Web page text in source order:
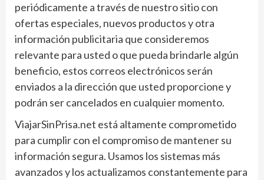
periódicamente a través de nuestro sitio con
ofertas especiales, nuevos productos y otra
información publicitaria que consideremos
relevante para usted o que pueda brindarle algún
beneficio, estos correos electrónicos serán
enviados a la dirección que usted proporcione y
podrán ser cancelados en cualquier momento.
ViajarSinPrisa.net está altamente comprometido
para cumplir con el compromiso de mantener su
información segura. Usamos los sistemas más
avanzados y los actualizamos constantemente para